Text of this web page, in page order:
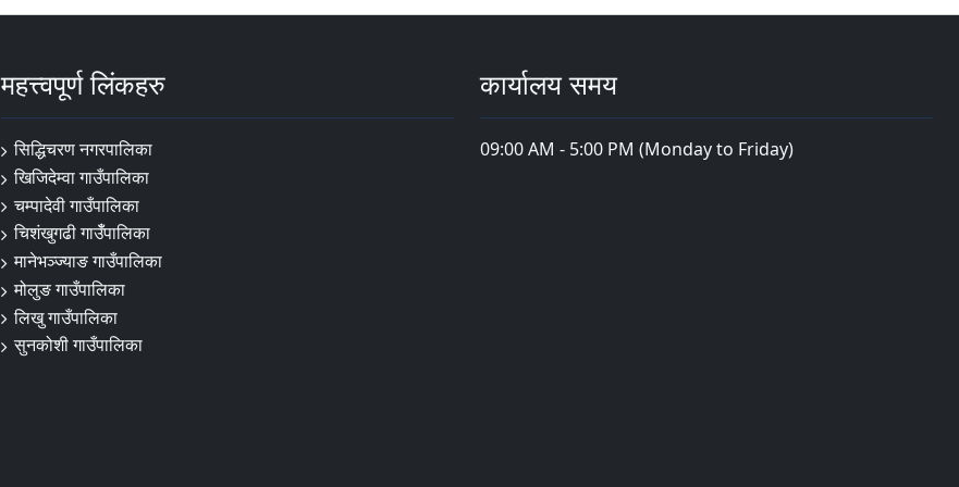
महत्त्वपूर्ण लिंकहरु
सिद्धिचरण नगरपालिका
खिजिदेम्वा गाउँपालिका
चम्पादेवी गाउँपालिका
चिशंखुगढी गाउँँपालिका
मानेभञ्‍ज्याङ गाउँपालिका
मोलुङ गाउँपालिका
लिखु गाउँपालिका
सुनकोशी गाउँपालिका
कार्यालय समय
09:00 AM - 5:00 PM (Monday to Friday)